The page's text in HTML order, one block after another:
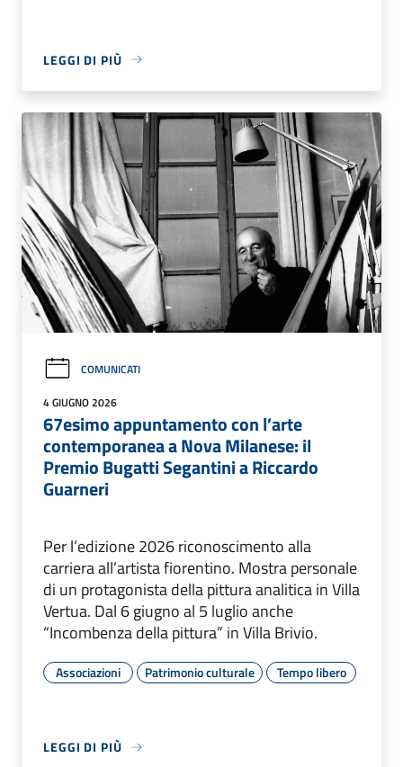
LEGGI DI PIÙ
COMUNICATI
4 GIUGNO 2026
67esimo appuntamento con l’arte
contemporanea a Nova Milanese: il
Premio Bugatti Segantini a Riccardo
Guarneri
Per l’edizione 2026 riconoscimento alla
carriera all’artista fiorentino. Mostra personale
di un protagonista della pittura analitica in Villa
Vertua. Dal 6 giugno al 5 luglio anche
“Incombenza della pittura” in Villa Brivio.
Associazioni Patrimonio culturale Tempo libero
LEGGI DI PIÙ